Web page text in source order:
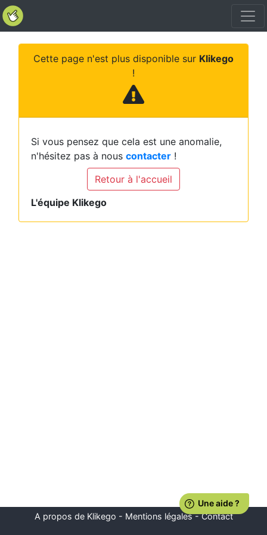
Cette page n'est plus disponible sur Klikego
!
Si vous pensez que cela est une anomalie,
n'hésitez pas à nous contacter !
Retour à l'accueil
L'équipe Klikego
A propos de Klikego - Mentions légales-Contact